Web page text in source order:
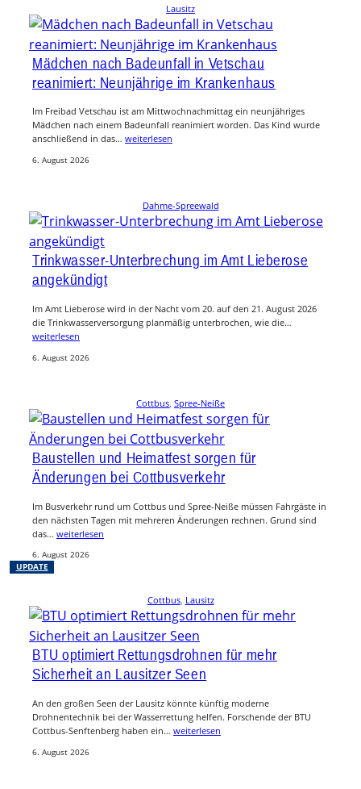
Lausitz
Mädchen nach Badeunfall in Vetschau
reanimiert: Neunjährige im Krankenhaus
Im Freibad Vetschau ist am Mittwochnachmittag ein neunjähriges
Mädchen nach einem Badeunfall reanimiert worden. Das Kind wurde
anschließend in das… weiterlesen
6. August 2026
Dahme-Spreewald
Trinkwasser-Unterbrechung im Amt Lieberose
angekündigt
Im Amt Lieberose wird in der Nacht vom 20. auf den 21. August 2026
die Trinkwasserversorgung planmäßig unterbrochen, wie die…
weiterlesen
6. August 2026
Cottbus Spree-Neiße
UPDATE
Baustellen und Heimatfest sorgen für
Änderungen bei Cottbusverkehr
Im Busverkehr rund um Cottbus und Spree-Neiße müssen Fahrgäste in
den nächsten Tagen mit mehreren Änderungen rechnen. Grund sind
das… weiterlesen
6. August 2026
Cottbus, Lausitz
BTU optimiert Rettungsdrohnen für mehr
Sicherheit an Lausitzer Seen
An den großen Seen der Lausitz könnte künftig moderne
Drohnentechnik bei der Wasserrettung helfen. Forschende der BTU
Cottbus-Senftenberg haben ein… weiterlesen
6. August 2026